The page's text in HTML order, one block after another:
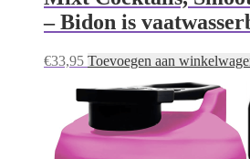
– Bidon is
€33,95 Toevoegen aan